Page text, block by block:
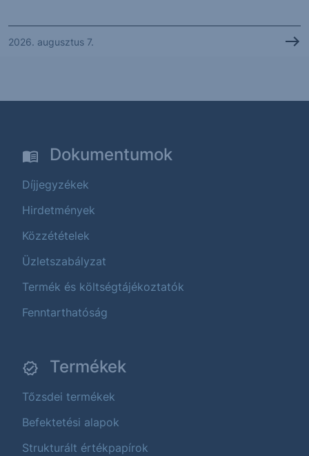
2026. augusztus 7.
Dokumentumok
Díjjegyzékek
Hirdetmények
Közzétételek
Üzletszabályzat
Termék és költségtájékoztatók
Fenntarthatóság
Termékek
Tőzsdei termékek
Befektetési alapok
Strukturált értékpapírok